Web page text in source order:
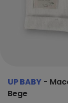
UP BABY -
Bege